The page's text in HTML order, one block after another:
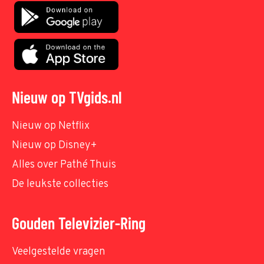
Nieuw op TVgids.nl
Nieuw op Netflix
Nieuw op Disney+
Alles over Pathé Thuis
De leukste collecties
Gouden Televizier-Ring
Veelgestelde vragen